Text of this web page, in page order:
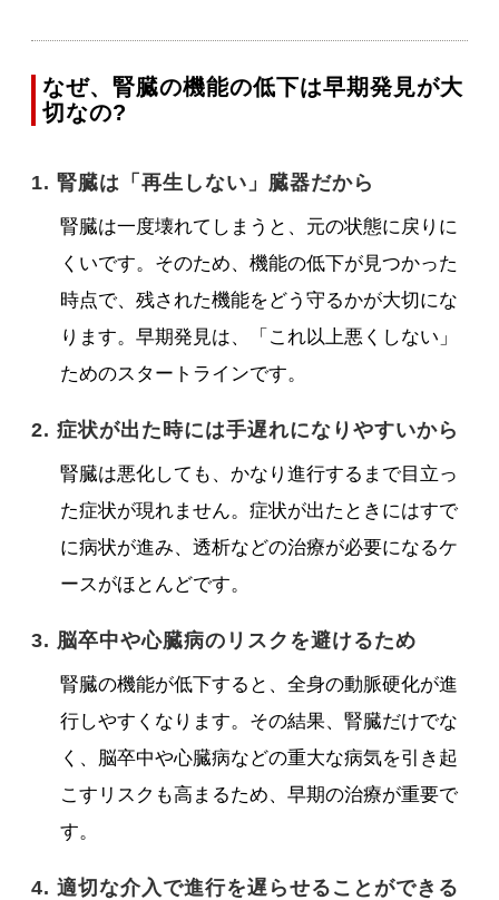
なぜ、腎臓の機能の低下は早期発見が大
切なの?
1. 腎臓は「再生しない」臓器だから
腎臓は一度壊れてしまうと、元の状態に戻りに
くいです。そのため、機能の低下が見つかった
時点で、残された機能をどう守るかが大切にな
ります。早期発見は、「これ以上悪くしない」
ためのスタートラインです。
2. 症状が出た時には手遅れになりやすいから
腎臓は悪化しても、かなり進行するまで目立っ
た症状が現れません。症状が出たときにはすで
に病状が進み、透析などの治療が必要になるケ
ースがほとんどです。
3. 脳卒中や心臓病のリスクを避けるため
腎臓の機能が低下すると、全身の動脈硬化が進
行しやすくなります。その結果、腎臓だけでな
く、脳卒中や心臓病などの重大な病気を引き起
こすリスクも高まるため、早期の治療が重要で
す。
4. 適切な介入で進行を遅らせることができる